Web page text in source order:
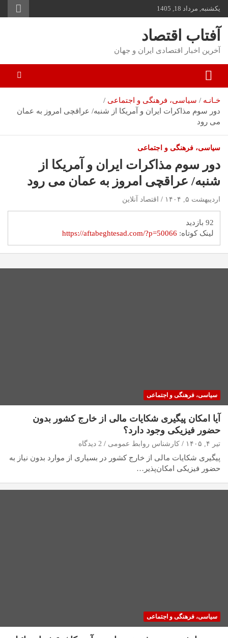
یکشنبه, مرداد 18, 1405
آفتاب اقتصاد
آخرین اخبار اقتصادی ایران و جهان
خـانـه
سیاسی، فرهنگی و اجتماعی
دور سوم مذاکرات ایران و آمریکا از شنبه/ عراقچی امروز به عمان
می رود
سیاسی، فرهنگی و اجتماعی
دور سوم مذاکرات ایران و آمریکا از
شنبه/ عراقچی امروز به عمان می رود
اردیبهشت ۵, ۱۴۰۴ اقتصاد آنلاین
92 بازدید
لینک کوتاه:https://aftabeghtesad.com/?p=50066
سیاسی، فرهنگی و اجتماعی
آیا امکان پیگیری شکایات مالی از خارج کشور بدون
حضور فیزیکی وجود دارد؟
تیر ۴, ۱۴۰۵ کارشناس روابط عمومی 2 دیدگاه
پیگیری شکایات مالی از خارج کشور در بسیاری از موارد بدون نیاز به
حضور فیزیکی امکان‌پذیر…
سیاسی، فرهنگی و اجتماعی